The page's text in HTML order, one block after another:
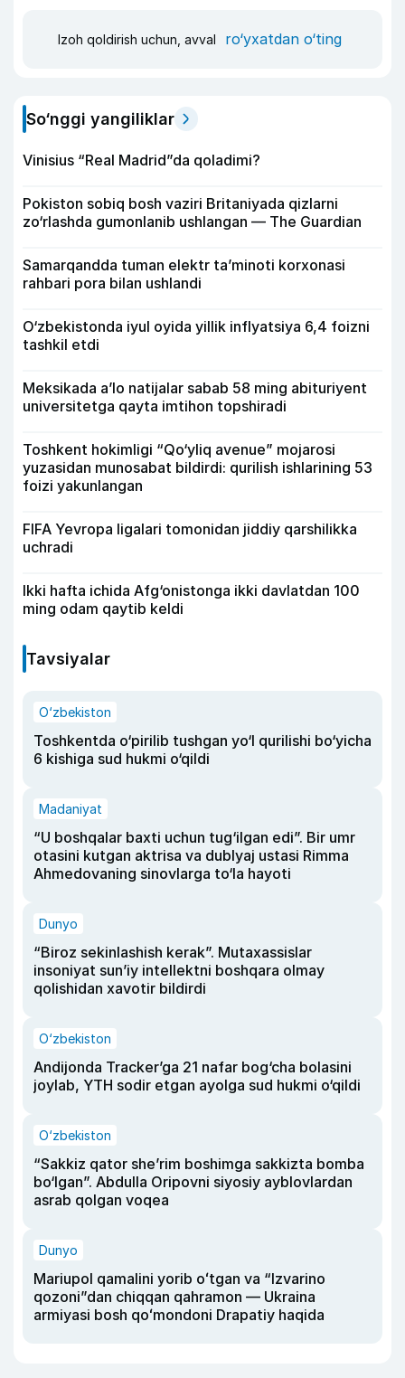
Izoh qoldirish uchun, avval ro‘yxatdan o‘ting
So‘nggi yangiliklar
Vinisius “Real Madrid”da qoladimi?
Pokiston sobiq bosh vaziri Britaniyada qizlarni
zo‘rlashda gumonlanib ushlangan — The Guardian
Samarqandda tuman elektr ta’minoti korxonasi
rahbari pora bilan ushlandi
O‘zbekistonda iyul oyida yillik inflyatsiya 6,4 foizni
tashkil etdi
Meksikada a’lo natijalar sabab 58 ming abituriyent
universitetga qayta imtihon topshiradi
Toshkent hokimligi “Qo‘yliq avenue” mojarosi
yuzasidan munosabat bildirdi: qurilish ishlarining 53
foizi yakunlangan
FIFA Yevropa ligalari tomonidan jiddiy qarshilikka
uchradi
Ikki hafta ichida Afg‘onistonga ikki davlatdan 100
ming odam qaytib keldi
Tavsiyalar
O‘zbekiston
Toshkentda o‘pirilib tushgan yo‘l qurilishi bo‘yicha
6 kishiga sud hukmi o‘qildi
Madaniyat
“U boshqalar baxti uchun tug‘ilgan edi”. Bir umr
otasini kutgan aktrisa va dublyaj ustasi Rimma
Ahmedovaning sinovlarga to‘la hayoti
Dunyo
“Biroz sekinlashish kerak”. Mutaxassislar
insoniyat sun’iy intellektni boshqara olmay
qolishidan xavotir bildirdi
O‘zbekiston
Andijonda Tracker’ga 21 nafar bog‘cha bolasini
joylab, YTH sodir etgan ayolga sud hukmi o‘qildi
O‘zbekiston
“Sakkiz qator she’rim boshimga sakkizta bomba
bo‘lgan”. Abdulla Oripovni siyosiy ayblovlardan
asrab qolgan voqea
Dunyo
Mariupol qamalini yorib oʻtgan va “Izvarino
qozoni”dan chiqqan qahramon — Ukraina
armiyasi bosh qoʻmondoni Drapatiy haqida